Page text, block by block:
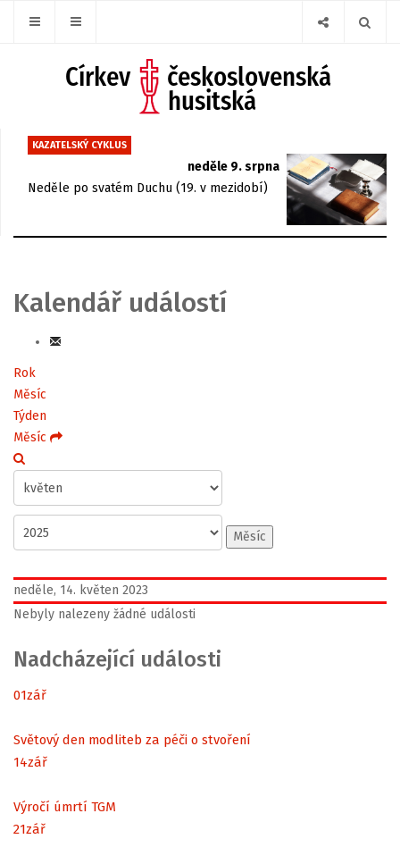
KAZATELSKÝ CYKLUS
neděle 9. srpna
Neděle po svatém Duchu (19. v mezidobí)
Kalendář událostí
Rok
Měsíc
Týden
Měsíc
Měsíc
neděle, 14. květen 2023
Nebyly nalezeny žádné události
Nadcházející události
01zář
Světový den modliteb za péči o stvoření
14zář
Výročí úmrtí TGM
21zář